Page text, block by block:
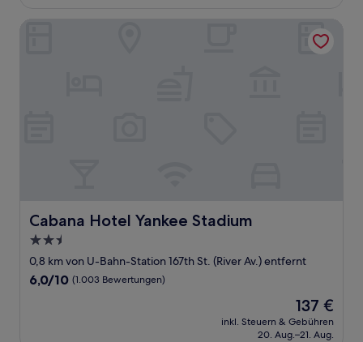
Cabana Hotel Yankee Stadium
Cabana Hotel Yankee Stadium
2.5-
Sterne-
Unterkunft
0,8 km von U-Bahn-Station 167th St. (River Av.) entfernt
6.0
6,0/10 (1.003 Bewertungen)
Der
Preis
beträgt
137 €
inkl. Steuern & Gebühren
20. Aug.–21. Aug.